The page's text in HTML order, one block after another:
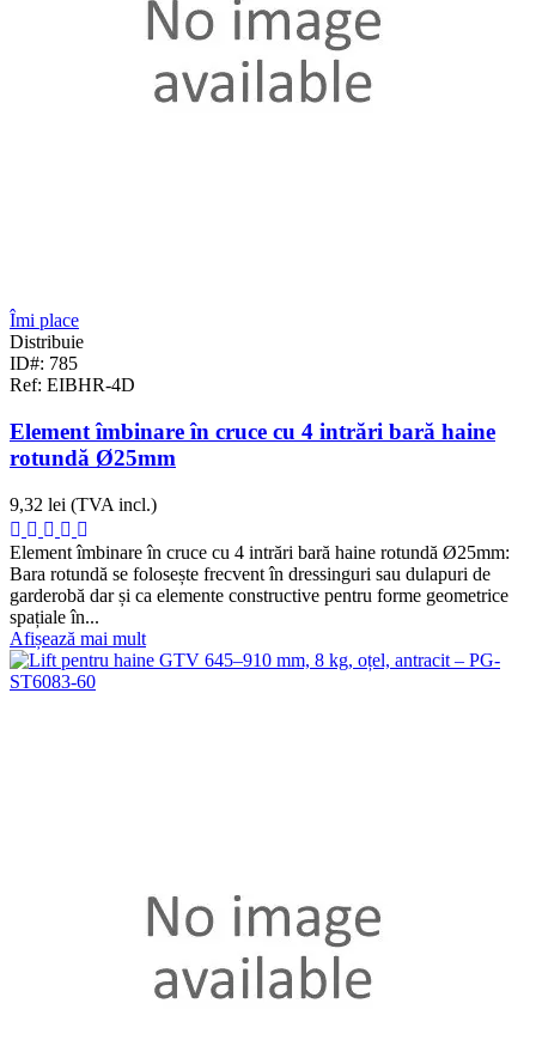
Îmi place
Distribuie
ID#: 785
Ref: EIBHR-4D
Element îmbinare în cruce cu 4 intrări bară haine
rotundă Ø25mm
9,32 lei (TVA incl.)
Element îmbinare în cruce cu 4 intrări bară haine rotundă Ø25mm:
Bara rotundă se folosește frecvent în dressinguri sau dulapuri de
garderobă dar și ca elemente constructive pentru forme geometrice
spațiale în...
Afișează mai mult